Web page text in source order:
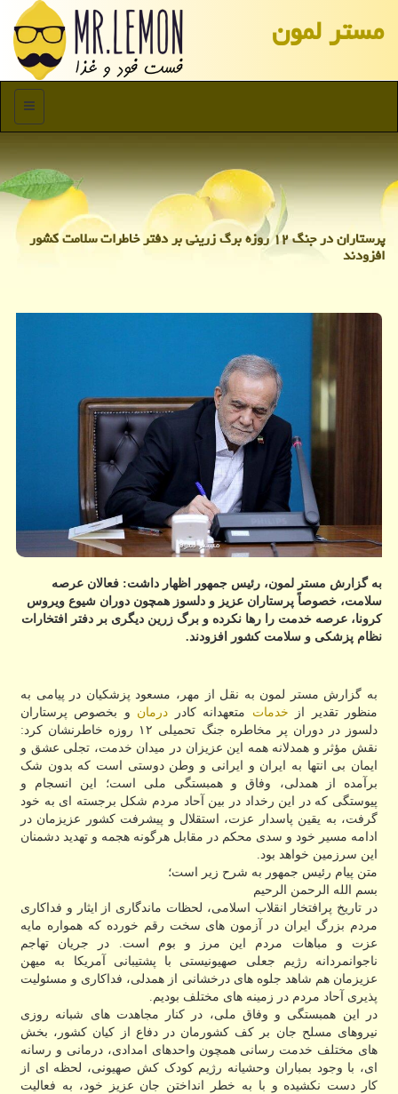
مستر لمون
منو
پرستاران در جنگ ۱۲ روزه برگ زرینی بر دفتر خاطرات سلامت کشور
افزودند
به گزارش مستر لمون، رئیس جمهور اظهار داشت: فعالان عرصه
سلامت، خصوصاً پرستاران عزیز و دلسوز همچون دوران شیوع ویروس
کرونا، عرصه خدمت را رها نکرده و برگ زرین دیگری بر دفتر افتخارات
نظام پزشکی و سلامت کشور افزودند.
به گزارش مستر لمون به نقل از مهر، مسعود پزشکیان در پیامی به
منظور تقدیر از خدمات متعهدانه کادر درمان و بخصوص پرستاران
دلسوز در دوران پر مخاطره جنگ تحمیلی ۱۲ روزه خاطرنشان کرد:
نقش مؤثر و همدلانه همه این عزیزان در میدان خدمت، تجلی عشق و
ایمان بی انتها به ایران و ایرانی و وطن دوستی است که بدون شک
برآمده از همدلی، وفاق و همبستگی ملی است؛ این انسجام و
پیوستگی که در این رخداد در بین آحاد مردم شکل برجسته ای به خود
گرفت، به یقین پاسدار عزت، استقلال و پیشرفت کشور عزیزمان در
ادامه مسیر خود و سدی محکم در مقابل هرگونه هجمه و تهدید دشمنان
این سرزمین خواهد بود.
متن پیام رئیس جمهور به شرح زیر است؛
بسم الله الرحمن الرحیم
در تاریخ پرافتخار انقلاب اسلامی، لحظات ماندگاری از ایثار و فداکاری
مردم بزرگ ایران در آزمون های سخت رقم خورده که همواره مایه
عزت و مباهات مردم این مرز و بوم است. در جریان تهاجم
ناجوانمردانه رژیم جعلی صهیونیستی با پشتیبانی آمریکا به میهن
عزیزمان هم شاهد جلوه های درخشانی از همدلی، فداکاری و مسئولیت
پذیری آحاد مردم در زمینه های مختلف بودیم.
در این همبستگی و وفاق ملی، در کنار مجاهدت های شبانه روزی
نیروهای مسلح جان بر کف کشورمان در دفاع از کیان کشور، بخش
های مختلف خدمت رسانی همچون واحدهای امدادی، درمانی و رسانه
ای، با وجود بمباران وحشیانه رژیم کودک کش صهیونی، لحظه ای از
کار دست نکشیده و با به خطر انداختن جان عزیز خود، به فعالیت